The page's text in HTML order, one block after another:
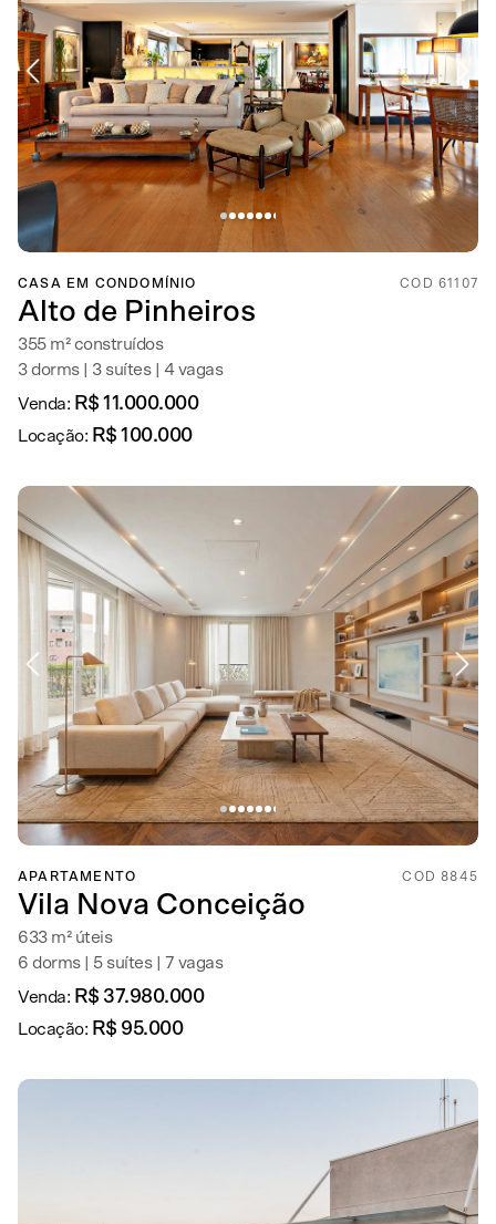
CASA EM CONDOMÍNIO COD 61107
Alto de Pinheiros
355 m² construídos
3 dorms | 3 suítes | 4 vagas
Venda: R$ 11.000.000
Locação: R$ 100.000
APARTAMENTO COD 8845
Vila Nova Conceição
633 m² úteis
6 dorms | 5 suítes | 7 vagas
Venda: R$ 37.980.000
Locação: R$ 95.000